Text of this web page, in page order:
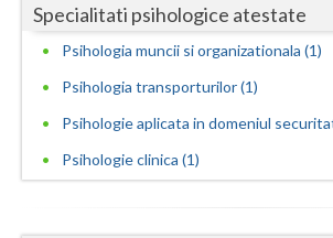
Maramures
Mehedinti
Mures
Neamt
Specialitati psihologice atestate
Psihologia muncii si organizationala (1)
Psihologia transporturilor (1)
Psihologie aplicata in domeniul
Psihologie clinica (1)